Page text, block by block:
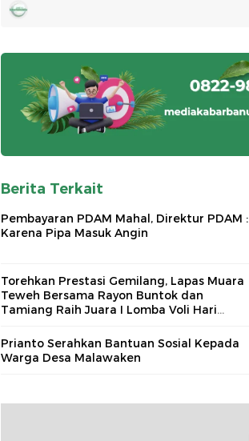
Berita Terkait
Pembayaran PDAM Mahal, Direktur PDAM :
Karena Pipa Masuk Angin
Torehkan Prestasi Gemilang, Lapas Muara
Teweh Bersama Rayon Buntok dan
Tamiang Raih Juara I Lomba Voli Hari
Prianto Serahkan Bantuan Sosial Kepada
Warga Desa Malawaken